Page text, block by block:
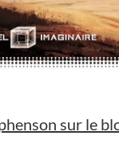
sur le